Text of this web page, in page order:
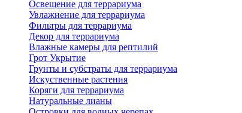
Освещение для террариума
Увлажнение для террариума
Фильтры для террариума
Декор для террариума
Влажные камеры для рептилий
Грот Укрытие
Грунты и субстраты для террариума
Искуственные растения
Коряги для террариума
Натуральные лианы